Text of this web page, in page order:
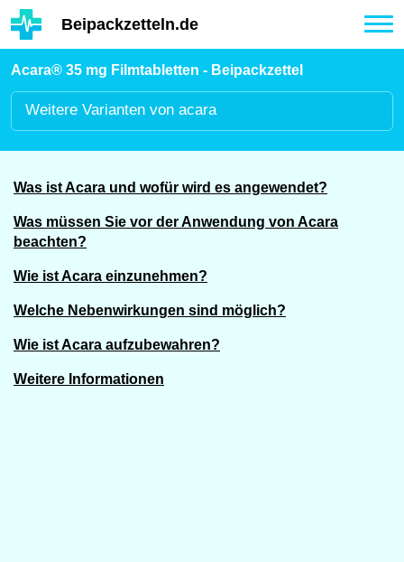
Hauptinhalt
Beipackzetteln.de
Acara® 35 mg Filmtabletten - Beipackzettel
Weitere Varianten von acara
Was ist Acara und wofür wird es angewendet?
Was müssen Sie vor der Anwendung von Acara
beachten?
Wie ist Acara einzunehmen?
Welche Nebenwirkungen sind möglich?
Wie ist Acara aufzubewahren?
Weitere Informationen